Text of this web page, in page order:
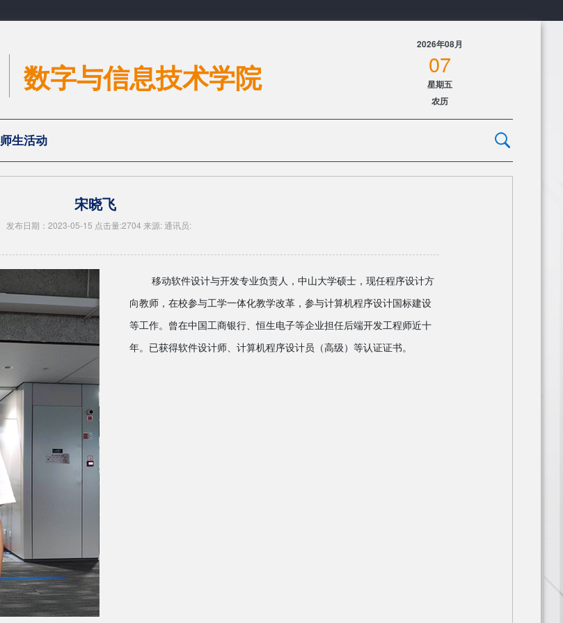
数字与信息技术学院
2026年08月
07
星期五
农历
师生活动
宋晓飞
发布日期：2023-05-15 点击量:2704 来源: 通讯员:
移动软件设计与开发专业负责人，中山大学硕士，现任程序设计方
向教师，在校参与工学一体化教学改革，参与计算机程序设计国标建设
等工作。曾在中国工商银行、恒生电子等企业担任后端开发工程师近十
年。已获得软件设计师、计算机程序设计员（高级）等认证证书。